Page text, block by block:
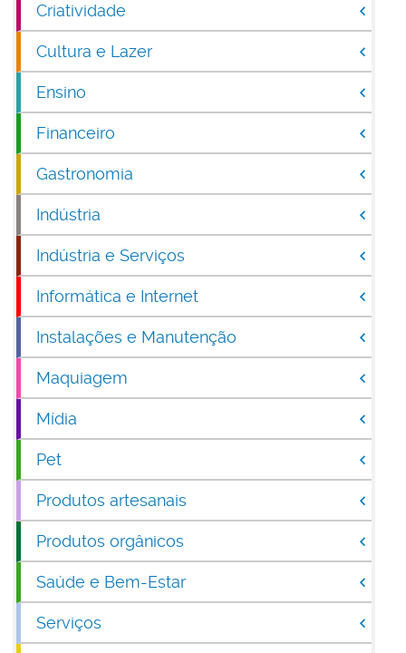
Criatividade
Cultura e Lazer
Ensino
Financeiro
Gastronomia
Indústria
Indústria e Serviços
Informática e Internet
Instalações e Manutenção
Maquiagem
Mídia
Pet
Produtos artesanais
Produtos orgânicos
Saúde e Bem-Estar
Serviços